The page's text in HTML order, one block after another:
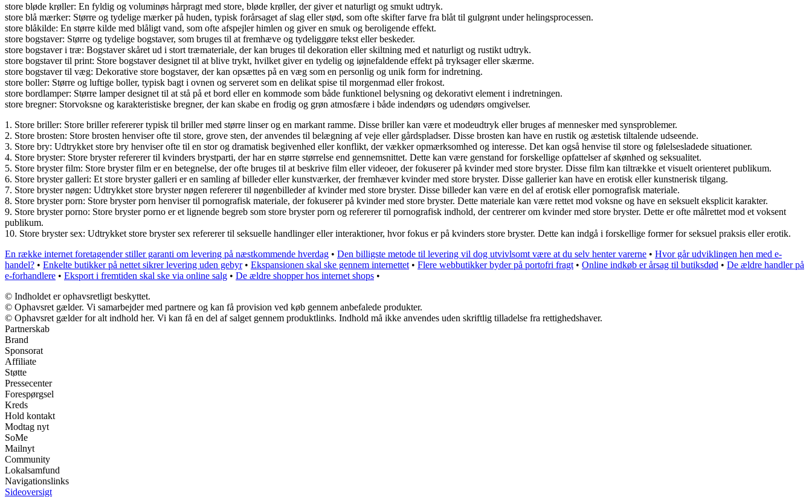
store bløde krøller: En fyldig og voluminøs hårpragt med store, bløde krøller, der giver et naturligt og smukt udtryk.
store blå mærker: Større og tydelige mærker på huden, typisk forårsaget af slag eller stød, som ofte skifter farve fra blåt til gulgrønt under helingsprocessen.
store blåkilde: En større kilde med blåligt vand, som ofte afspejler himlen og giver en smuk og beroligende effekt.
store bogstaver: Større og tydelige bogstaver, som bruges til at fremhæve og tydeliggøre tekst eller beskeder.
store bogstaver i træ: Bogstaver skåret ud i stort træmateriale, der kan bruges til dekoration eller skiltning med et naturligt og rustikt udtryk.
store bogstaver til print: Store bogstaver designet til at blive trykt, hvilket giver en tydelig og iøjnefaldende effekt på tryksager eller skærme.
store bogstaver til væg: Dekorative store bogstaver, der kan opsættes på en væg som en personlig og unik form for indretning.
store boller: Større og luftige boller, typisk bagt i ovnen og serveret som en delikat spise til morgenmad eller frokost.
store bordlamper: Større lamper designet til at stå på et bord eller en kommode som både funktionel belysning og dekorativt element i indretningen.
store bregner: Storvoksne og karakteristiske bregner, der kan skabe en frodig og grøn atmosfære i både indendørs og udendørs omgivelser.
1. Store briller: Store briller refererer typisk til briller med større linser og en markant ramme. Disse briller kan være et modeudtryk eller bruges af mennesker med synsproblemer.
2. Store brosten: Store brosten henviser ofte til store, grove sten, der anvendes til belægning af veje eller gårdspladser. Disse brosten kan have en rustik og æstetisk tiltalende udseende.
3. Store bry: Udtrykket store bry henviser ofte til en stor og dramatisk begivenhed eller konflikt, der vækker opmærksomhed og interesse. Det kan også henvise til store og følelsesladede situationer.
4. Store bryster: Store bryster refererer til kvinders brystparti, der har en større størrelse end gennemsnittet. Dette kan være genstand for forskellige opfattelser af skønhed og seksualitet.
5. Store bryster film: Store bryster film er en betegnelse, der ofte bruges til at beskrive film eller videoer, der fokuserer på kvinder med store bryster. Disse film kan tiltrække et visuelt orienteret publikum.
6. Store bryster galleri: Et store bryster galleri er en samling af billeder eller kunstværker, der fremhæver kvinder med store bryster. Disse gallerier kan have en erotisk eller kunstnerisk tilgang.
7. Store bryster nøgen: Udtrykket store bryster nøgen refererer til nøgenbilleder af kvinder med store bryster. Disse billeder kan være en del af erotisk eller pornografisk materiale.
8. Store bryster porn: Store bryster porn henviser til pornografisk materiale, der fokuserer på kvinder med store bryster. Dette materiale kan være rettet mod voksne og have en seksuelt eksplicit karakter.
9. Store bryster porno: Store bryster porno er et lignende begreb som store bryster porn og refererer til pornografisk indhold, der centrerer om kvinder med store bryster. Dette er ofte målrettet mod et voksent
publikum.
10. Store bryster sex: Udtrykket store bryster sex refererer til seksuelle handlinger eller interaktioner, hvor fokus er på kvinders store bryster. Dette kan indgå i forskellige former for seksuel praksis eller erotik.
En række internet foretagender stiller garanti om levering på næstkommende hverdag • Den billigste metode til levering vil dog utvivlsomt være at du selv henter varerne • Hvor går udviklingen hen med e-
handel? • Enkelte butikker på nettet sikrer levering uden gebyr• Ekspansionen skal ske gennem internettet • Flere webbutikker byder på portofri fragt • Online indkøb er årsag til butiksdød • De ældre handler på
e-forhandlere • Eksport i fremtiden skal ske via online salg • De ældre shopper hos internet shops •
© Indholdet er ophavsretligt beskyttet.
© Ophavsret gælder. Vi samarbejder med partnere og kan få provision ved køb gennem anbefalede produkter.
© Ophavsret gælder for alt indhold her. Vi kan få en del af salget gennem produktlinks. Indhold må ikke anvendes uden skriftlig tilladelse fra rettighedshaver.
Partnerskab
Brand
Sponsorat
Affiliate
Støtte
Pressecenter
Forespørgsel
Kreds
Hold kontakt
Modtag nyt
SoMe
Mailnyt
Community
Lokalsamfund
Navigationslinks
Sideoversigt